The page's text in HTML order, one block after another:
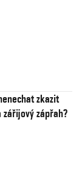
zkazit
zápřah?